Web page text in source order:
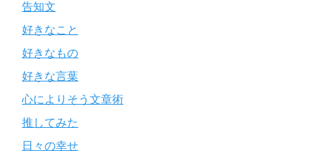
告知文
好きなこと
好きなもの
好きな言葉
心によりそう文章術
推してみた
日々の幸せ